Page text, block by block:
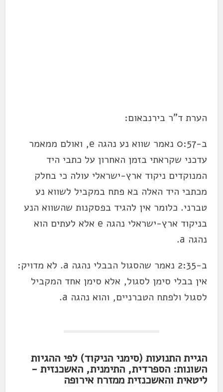
הערת ד"ר בירנבאום:
ב-0:57 נאמר שווא נע נהגה e, ואולם ממאמר
עדכני שקראתי בזמן האחרון על כתבי היד
המנוקדים ניקוד ארץ-ישראלי עולה כי בחלק
מכתבי היד האלה בא פתח במקביל לשווא נע
טברני. כלומר אין להגיד בפסקנות שהשווא הנע
בניקוד ארץ-ישראלי נהגה e אלא לעתים הוא
נהגה a.
ב-2:35 נאמר שהסגול הבבלי נהגה a. לא מדויק:
אין בבלי סימן לסגול, אלא סימן אחד המקביל
לסגול ולפתח הטברניים, והוא נהגה a.
הגיית התנועות (סימני הניקוד) לפי ההגיות
השונות: הספרדית, התימנית, האשכנזית -
ליטאית והאשכנזית ממזרח אירופה